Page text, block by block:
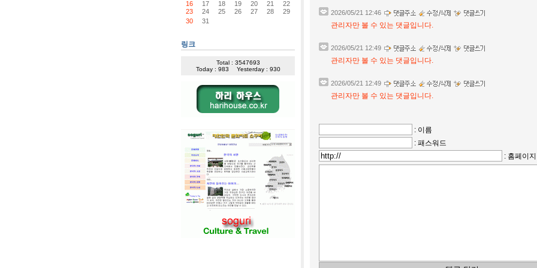
2026/05/21 12:46
관리자만 볼 수 있는 댓글입니다.
2026/05/21 12:49
관리자만 볼 수 있는 댓글입니다.
2026/05/21 12:49
관리자만 볼 수 있는 댓글입니다.
: 이름
: 패스워드
: 홈페이지
16 17 18 19 20 21
22
23
24 25 26 27 28
29
30
31
링크
Total : 3547693
Today : 983
Yesterday : 930